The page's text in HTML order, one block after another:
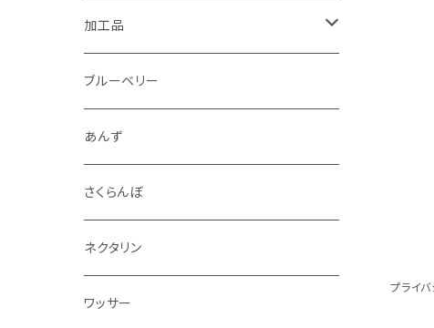
1.5kg～2kg
2.5kg～3kg
4.5kg～5kg
9kg～10kg
シナノリップ
サンつがる
秋映
シナノスイート
紅玉
シナノゴールド
加工品
ジュース
ジャム
スパイス
ドライフルーツ
アルコール
ブルーベリー
あんず
さくらんぼ
ネクタリン
ワッサー
プライ